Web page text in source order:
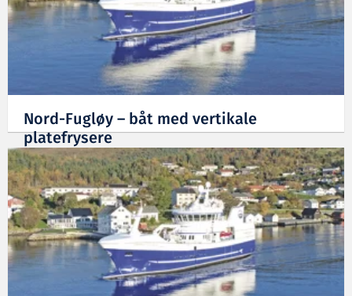
Nord-Fugløy – båt med vertikale
platefrysere
16.01.2024